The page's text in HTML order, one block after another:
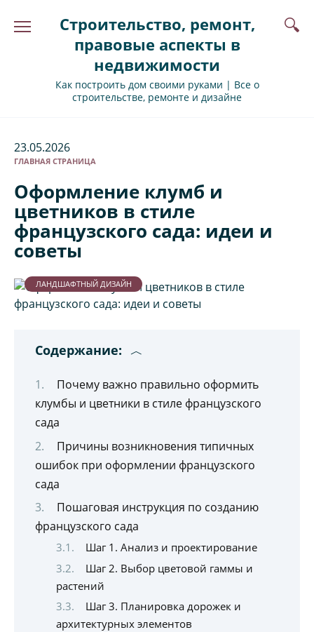
Строительство, ремонт,
правовые аспекты в
недвижимости
Как построить дом своими руками | Все о
строительстве, ремонте и дизайне
23.05.2026
ГЛАВНАЯ СТРАНИЦА
Оформление клумб и
цветников в стиле
французского сада: идеи и
советы
ЛАНДШАФТНЫЙ ДИЗАЙН
Содержание:
Почему важно правильно оформить
клумбы и цветники в стиле французского
сада
Причины возникновения типичных
ошибок при оформлении французского
сада
Пошаговая инструкция по созданию
французского сада
Шаг 1. Анализ и проектирование
Шаг 2. Выбор цветовой гаммы и
растений
Шаг 3. Планировка дорожек и
архитектурных элементов